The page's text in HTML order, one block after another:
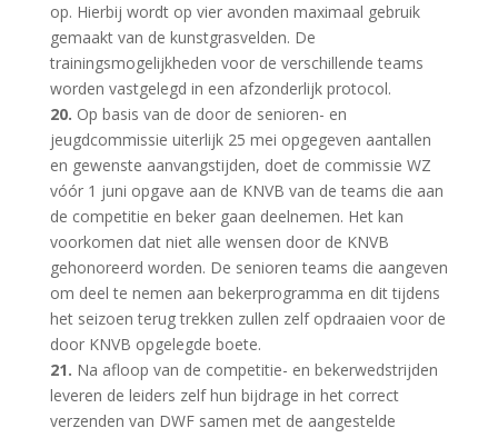
op. Hierbij wordt op vier avonden maximaal gebruik
gemaakt van de kunstgrasvelden. De
trainingsmogelijkheden voor de verschillende teams
worden vastgelegd in een afzonderlijk protocol.
20. Op basis van de door de senioren- en
jeugdcommissie uiterlijk 25 mei opgegeven aantallen
en gewenste aanvangstijden, doet de commissie WZ
vóór 1 juni opgave aan de KNVB van de teams die aan
de competitie en beker gaan deelnemen. Het kan
voorkomen dat niet alle wensen door de KNVB
gehonoreerd worden. De senioren teams die aangeven
om deel te nemen aan bekerprogramma en dit tijdens
het seizoen terug trekken zullen zelf opdraaien voor de
door KNVB opgelegde boete.
21. Na afloop van de competitie- en bekerwedstrijden
leveren de leiders zelf hun bijdrage in het correct
verzenden van DWF samen met de aangestelde